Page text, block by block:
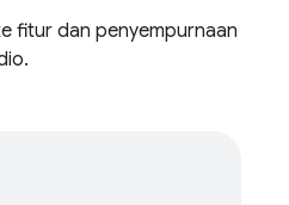
fitur dan penyempurnaan